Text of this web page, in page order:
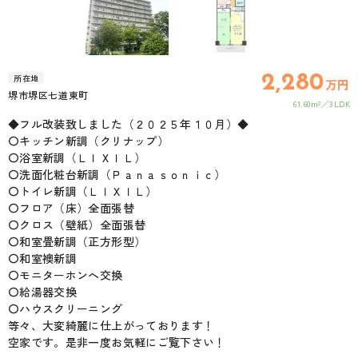
所在地
堺市堺区七道東町 2,280万円
61.60m² 3LDK
◆フル改装致しました（２０２５年１０月）◆
〇キッチン新調（クリナップ）
〇浴室新調（ＬＩＸＩＬ）
〇洗面化粧台新調（Ｐａｎａｓｏｎｉｃ）
〇トイレ新調（ＬＩＸＩＬ）
〇フロア（床）全面張替
〇クロス（壁紙）全面張替
〇和室畳新調（正方形型）
〇和室襖新調
〇モニターホンへ交換
〇給湯器交換
〇ハウスクリーニング
等々、大変綺麗に仕上がっております！
空家です。是非一度お気軽にご覧下さい！